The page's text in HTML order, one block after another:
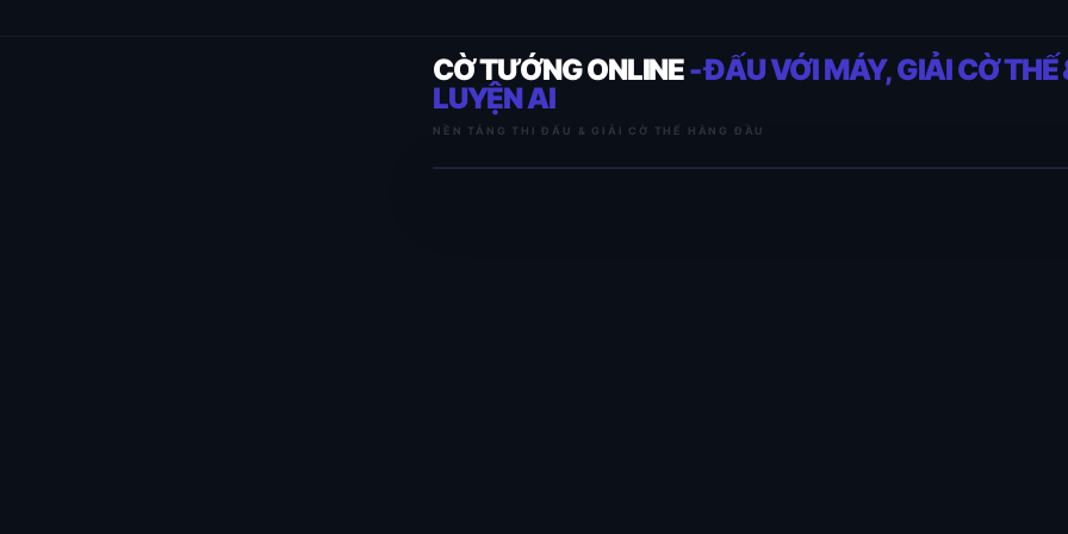
CỜ TƯỚNG ONLINE- ĐẤU VỚI MÁY, GIẢI CỜ THẾ
LUYỆN AI
NỀN TẢNG THI ĐẤU & GIẢI CỜ THẾ HÀNG ĐẦU